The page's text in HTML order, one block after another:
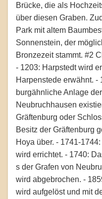
Brücke, die als
über diesen Graben.
Park mit altem
Sonnenstein, der
Bronzezeit stammt. #2
- 1203: Harpstedt wird
Harpenstede erwähnt. -
burgähnliche Anlage
Neubruchhausen
Gräftenburg oder
Besitz der Gräftenburg
Hoya über. - 1741-
wird errichtet. - 1740:
s der Grafen von
wird abgebrochen. -
wird aufgelöst und mit